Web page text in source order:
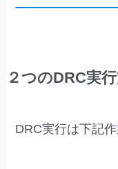
２つのDRC実
DRC実行は下記作